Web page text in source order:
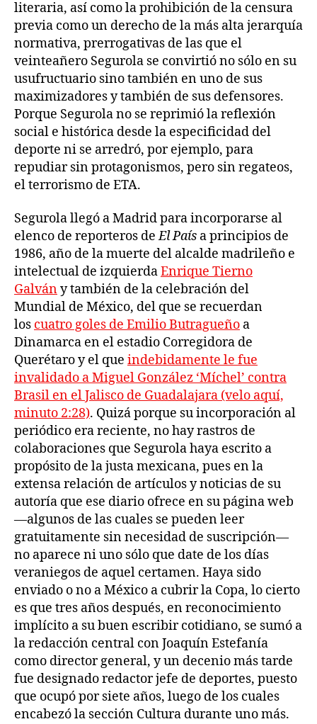
literaria, así como la prohibición de la censura
previa como un derecho de la más alta jerarquía
normativa, prerrogativas de las que el
veinteañero Segurola se convirtió no sólo en su
usufructuario sino también en uno de sus
maximizadores y también de sus defensores.
Porque Segurola no se reprimió la reflexión
social e histórica desde la especificidad del
deporte ni se arredró, por ejemplo, para
repudiar sin protagonismos, pero sin regateos,
el terrorismo de ETA.
Segurola llegó a Madrid para incorporarse al
elenco de reporteros deEl País a principios de
1986, año de la muerte del alcalde madrileño e
intelectual de izquierdaEnrique Tierno
Galvány también de la celebración del
Mundial de México, del que se recuerdan
los cuatro goles de Emilio Butragueño a
Dinamarca en el estadio Corregidora de
Querétaro y el que indebidamente le fue
invalidado a Miguel González ‘Míchel’ contra
Brasil en el Jalisco de Guadalajara (velo aquí,
minuto 2:28). Quizá porque su incorporación al
periódico era reciente, no hay rastros de
colaboraciones que Segurola haya escrito a
propósito de la justa mexicana, pues en la
extensa relación de artículos y noticias de su
autoría que ese diario ofrece en su página web
—algunos de las cuales se pueden leer
gratuitamente sin necesidad de suscripción—
no aparece ni uno sólo que date de los días
veraniegos de aquel certamen. Haya sido
enviado o no a México a cubrir la Copa, lo cierto
es que tres años después, en reconocimiento
implícito a su buen escribir cotidiano, se sumó a
la redacción central con Joaquín Estefanía
como director general, y un decenio más tarde
fue designado redactor jefe de deportes, puesto
que ocupó por siete años, luego de los cuales
encabezó la sección Cultura durante uno más.